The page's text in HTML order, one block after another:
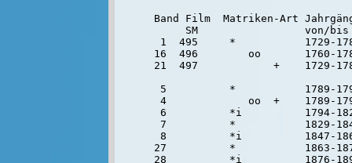
Band Film  Matriken-Art
     SM                 von/bis
1  495     *           1729-
16  496        oo       1760-
21  497            +    1729-
5          *           1789-1793
4             oo  +    1789-
6          *i          1794-
7          *           1829-
8          *i          1847-
27          *           1863-
28          *i          1876-